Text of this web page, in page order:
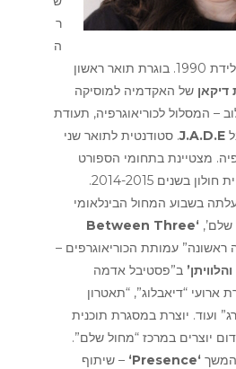
ר
ה
ראשון
דיקאן של האקדמיה למוסיקה
– המסלול לכוריאוגרפיה, תעודת
J.A.D.E. סטודנטית לתואר שני
מצטיינת בתחומי הספורט
חולון בשנים 2014-2015.
בשבוע המחול הבינלאומי
‘Between Three
ראשונה” עמותת הכוריאוגרפים –
ב”פסטיבל אדמה
ארועי “דיאבלוג”, “תאטרון
ועוד. יוצרת במסגרת תוכנית
יוצרים במרכז “מחול שלם”.
המשך ‘
Presence
‘ – שיתוף